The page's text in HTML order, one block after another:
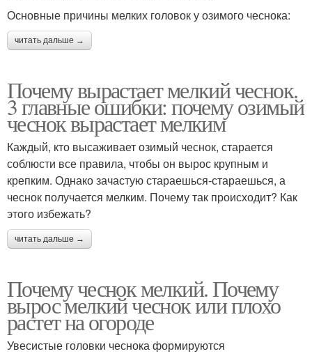
Основные причины мелких головок у озимого чеснока:
читать дальше →
Почему вырастает мелкий чеснок.
3 главные ошибки: почему озимый
чеснок вырастает мелким
Каждый, кто высаживает озимый чеснок, старается
соблюсти все правила, чтобы он вырос крупным и
крепким. Однако зачастую стараешься-стараешься, а
чеснок получается мелким. Почему так происходит? Как
этого избежать?
читать дальше →
Почему чеснок мелкий. Почему
вырос мелкий чеснок или плохо
растет на огороде
Увесистые головки чеснока формируются